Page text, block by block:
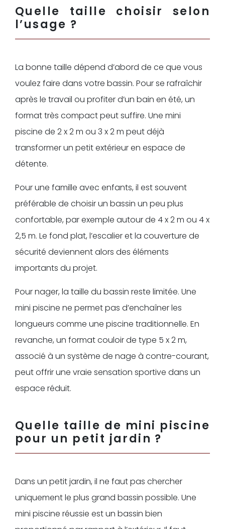
Quelle taille choisir selon
l’usage ?
La bonne taille dépend d’abord de ce que vous
voulez faire dans votre bassin. Pour se rafraîchir
après le travail ou profiter d’un bain en été, un
format très compact peut suffire. Une mini
piscine de 2 x 2 m ou 3 x 2 m peut déjà
transformer un petit extérieur en espace de
détente.
Pour une famille avec enfants, il est souvent
préférable de choisir un bassin un peu plus
confortable, par exemple autour de 4 x 2 m ou 4 x
2,5 m. Le fond plat, l’escalier et la couverture de
sécurité deviennent alors des éléments
importants du projet.
Pour nager, la taille du bassin reste limitée. Une
mini piscine ne permet pas d’enchaîner les
longueurs comme une piscine traditionnelle. En
revanche, un format couloir de type 5 x 2 m,
associé à un système de nage à contre-courant,
peut offrir une vraie sensation sportive dans un
espace réduit.
Quelle taille de mini piscine
pour un petit jardin ?
Dans un petit jardin, il ne faut pas chercher
uniquement le plus grand bassin possible. Une
mini piscine réussie est un bassin bien